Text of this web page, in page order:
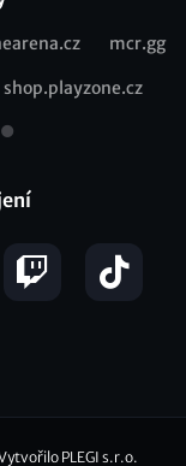
mcr.gg
shop.playzone.cz
PLEGI s.r.o.